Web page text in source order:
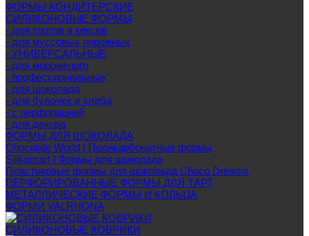
ФОРМЫ КОНДИТЕРСКИЕ
СИЛИКОНОВЫЕ ФОРМЫ
- для тортов и кексов
- для муссовых пирожных
- УНИВЕРСАЛЬНЫЕ
- для мороженого
- профессиональные
- для шоколада
- для булочек и хлеба
- с перфорацией
- для декора
ФОРМЫ ДЛЯ ШОКОЛАДА
Chocolate World | Поликарбонатные формы
Silikomart | Формы для шоколада
Пластиковые формы для шоколада Choco Dreams
ПЕРФОРИРОВАННЫЕ ФОРМЫ ДЛЯ ТАРТ
МЕТАЛЛИЧЕСКИЕ ФОРМЫ И КОЛЬЦА
ФОРМИ VALRHONA
СИЛИКОНОВЫЕ КОВРИКИ